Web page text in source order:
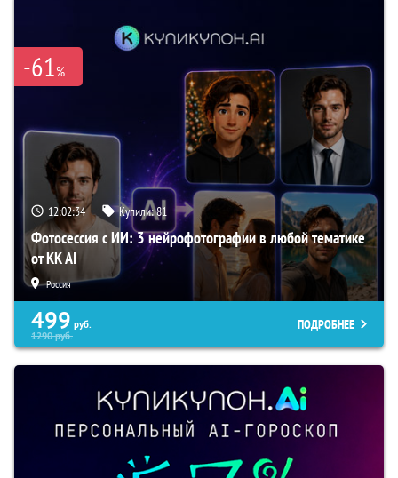
-61%
12:02:33 Купили:81
Фотосессия с ИИ: 3 нейрофотографии в любой тематике
от KK AI
Россия
499 руб.
1290руб.
ПОДРОБНЕЕ